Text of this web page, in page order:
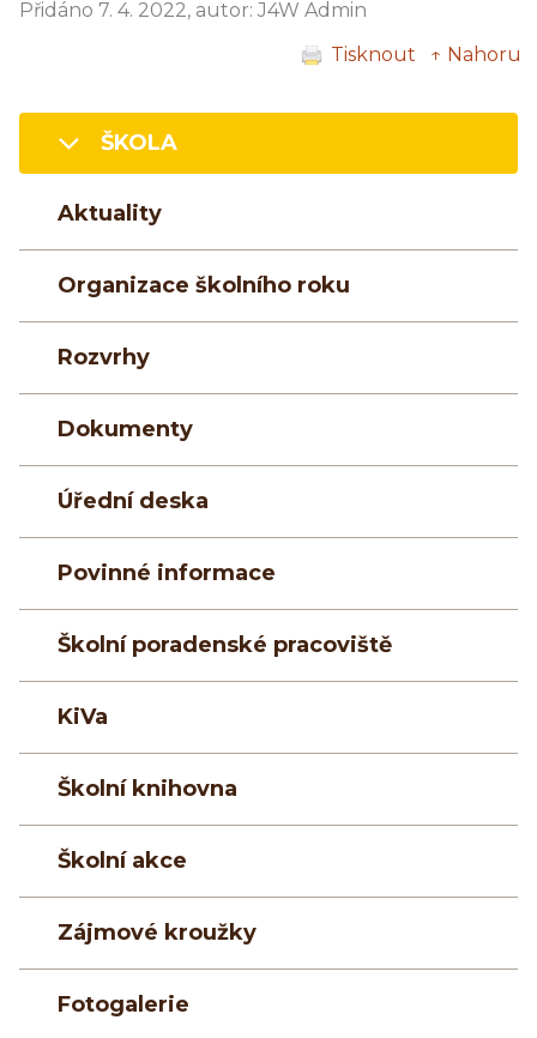
Přidáno 7. 4. 2022, autor: J4W Admin
Tisknout
↑ Nahoru
ŠKOLA
Aktuality
Organizace školního roku
Rozvrhy
Dokumenty
Úřední deska
Povinné informace
Školní poradenské pracoviště
KiVa
Školní knihovna
Školní akce
Zájmové kroužky
Fotogalerie